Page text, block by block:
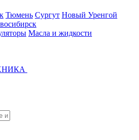
Тюмень Сургут Новый Уренгой
Масла и жидкости